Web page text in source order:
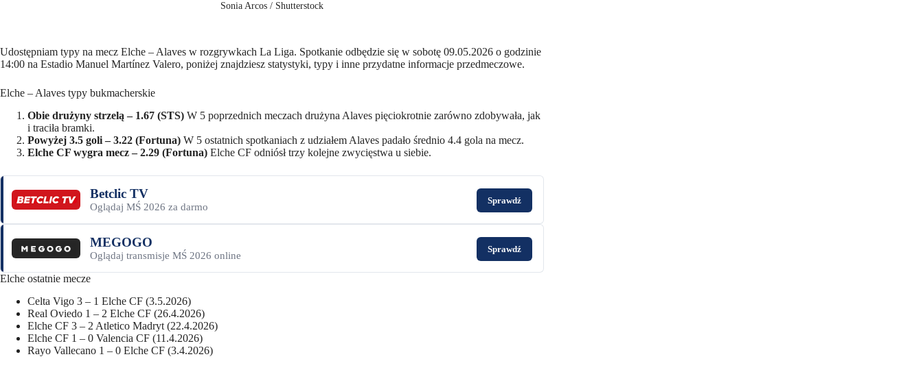
Sonia Arcos / Shutterstock
Udostępniam typy na mecz Elche – Alaves w rozgrywkach La Liga. Spotkanie odbędzie się w sobotę 09.05.2026 o godzinie
14:00 na Estadio Manuel Martínez Valero, poniżej znajdziesz statystyki, typy i inne przydatne informacje przedmeczowe.
Elche – Alaves typy bukmacherskie
Obie drużyny strzelą – 1.67 (STS) W 5 poprzednich meczach drużyna Alaves pięciokrotnie zarówno zdobywała, jak
i traciła bramki.
Powyżej 3.5 goli – 3.22 (Fortuna) W 5 ostatnich spotkaniach z udziałem Alaves padało średnio 4.4 gola na mecz.
Elche CF wygra mecz – 2.29 (Fortuna) Elche CF odniósł trzy kolejne zwycięstwa u siebie.
Betclic TV
Oglądaj MŚ 2026 za darmo
Sprawdź
MEGOGO
Oglądaj transmisje MŚ 2026 online
Sprawdź
Elche ostatnie mecze
Celta Vigo 3 – 1 Elche CF (3.5.2026)
Real Oviedo 1 – 2 Elche CF (26.4.2026)
Elche CF 3 – 2 Atletico Madryt (22.4.2026)
Elche CF 1 – 0 Valencia CF (11.4.2026)
Rayo Vallecano 1 – 0 Elche CF (3.4.2026)